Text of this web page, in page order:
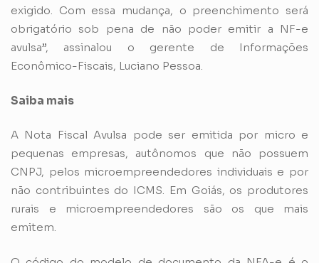
exigido. Com essa mudança, o preenchimento será
obrigatório sob pena de não poder emitir a NF-e
avulsa”, assinalou o gerente de Informações
Econômico-Fiscais, Luciano Pessoa.
Saiba mais
A Nota Fiscal Avulsa pode ser emitida por micro e
pequenas empresas, autônomos que não possuem
CNPJ, pelos microempreendedores individuais e por
não contribuintes do ICMS. Em Goiás, os produtores
rurais e microempreendedores são os que mais
emitem.